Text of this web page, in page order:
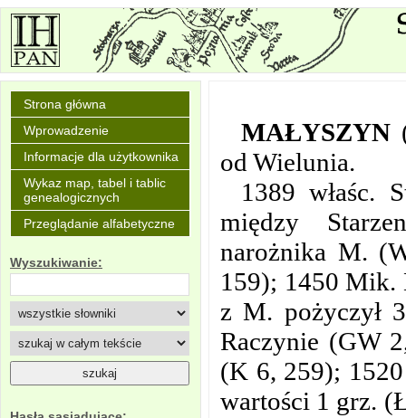
Strona główna
Wprowadzenie
Informacje dla użytkownika
Wykaz map, tabel i tablic
genealogicznych
Przeglądanie alfabetyczne
Wyszukiwanie:
MAŁYSZYN
od Wielunia.
1389 właśc.
między
narożnika M.
159); 1450 Mik.
z M. pożyczył
Raczynie (GW
(K 6, 259);
wartości 1 grz.